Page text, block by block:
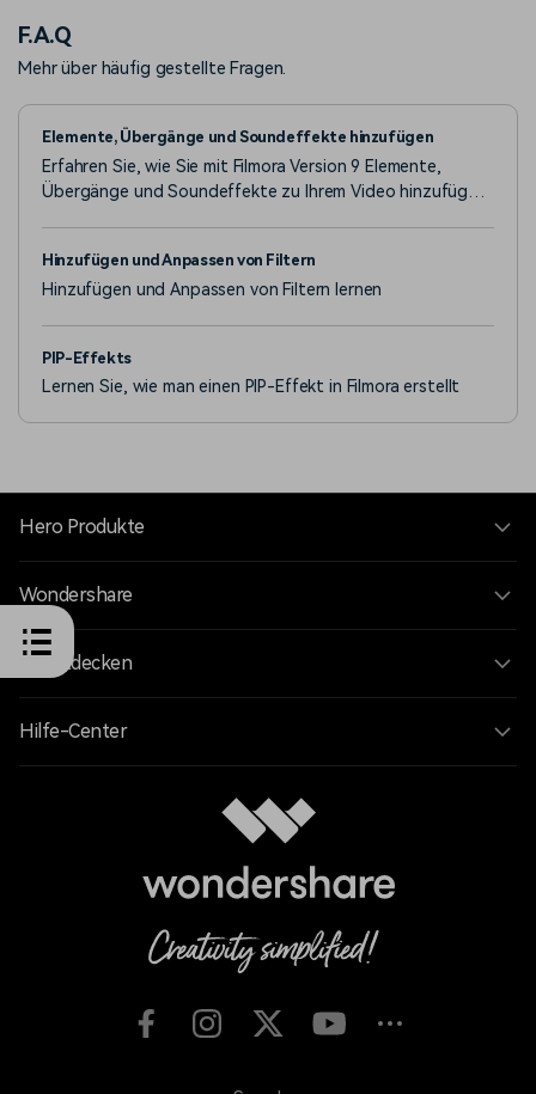
F.A.Q
Mehr über häufig gestellte Fragen.
Elemente, Übergänge und Soundeffekte hinzufügen
Erfahren Sie, wie Sie mit Filmora Version 9 Elemente,
Übergänge und Soundeffekte zu Ihrem Video hinzufügen
Hinzufügen und Anpassen von Filtern
Hinzufügen und Anpassen von Filtern lernen
PIP-Effekts
Lernen Sie, wie man einen PIP-Effekt in Filmora erstellt
Hero Produkte
Wondershare
KI entdecken
Hilfe-Center